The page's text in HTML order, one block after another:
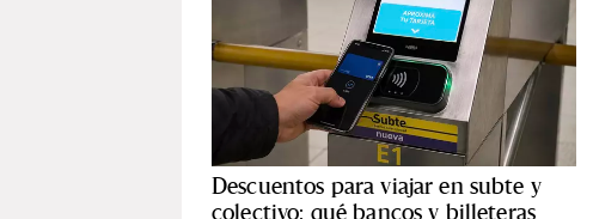
Descuentos para viajar en subte y
colectivo: qué bancos y billeteras